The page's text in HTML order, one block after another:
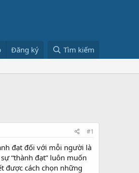
Đăng ký Tìm kiếm
#1
đạt đối với mỗi người là
“thành đạt” luôn muốn
được cách chọn những